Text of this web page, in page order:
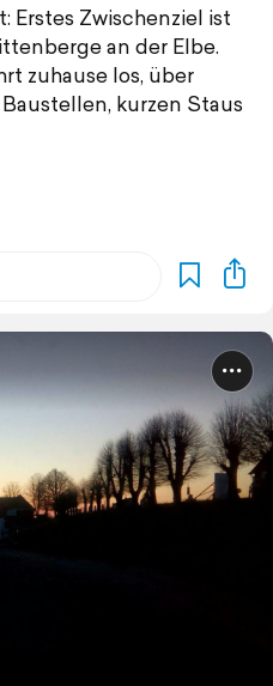
Erstes Zwischenziel ist
an der Elbe.
zuhause los, über
kurzen Staus